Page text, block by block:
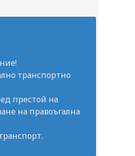
транспортно
престой на
на правоъгална